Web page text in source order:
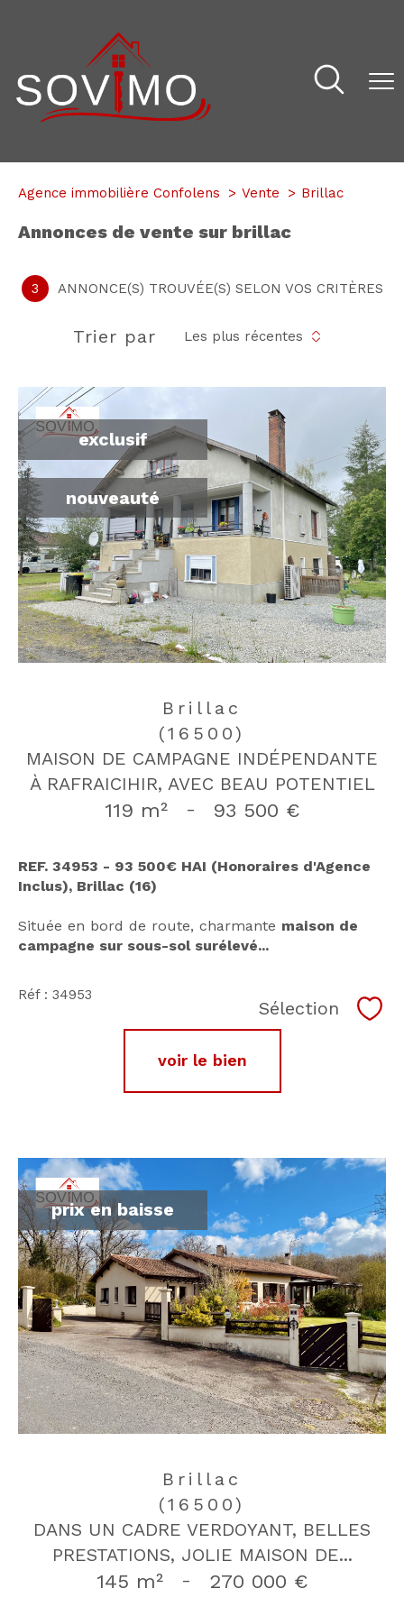
Agence immobilière Confolens Vente Brillac
annonces de vente sur brillac
3 ANNONCE(S) TROUVÉE(S) SELON VOS CRITÈRES
Trier par Les plus récentes
exclusif
nouveauté
Brillac
(16500)
MAISON DE CAMPAGNE INDÉPENDANTE
À RAFRAICIHIR, AVEC BEAU POTENTIEL
119 m² - 93 500 €
REF. 34953 - 93 500€ HAI (Honoraires d'Agence
Inclus), Brillac (16)
Située en bord de route, charmante maison de
campagne sur sous-sol surélevé...
Réf : 34953
Sélection
voir le bien
prix en baisse
Brillac
(16500)
DANS UN CADRE VERDOYANT, BELLES
PRESTATIONS, JOLIE MAISON DE...
145 m² - 270 000 €